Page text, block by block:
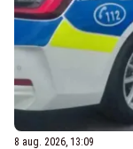
8 aug. 2026, 13:09